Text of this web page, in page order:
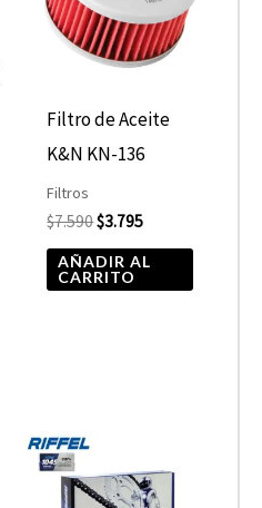
Filtro de Aceite
K&N KN-136
Filtros
$7.590$3.795
AÑADIR AL
CARRITO